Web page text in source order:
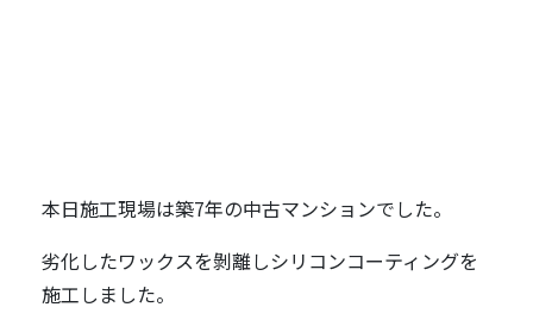
本日施工現場は築7年の中古マンションでした。
劣化したワックスを剝離しシリコンコーティングを
施工しました。